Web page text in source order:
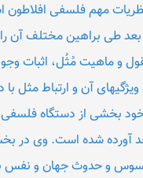
مهم فلسفی افلاطون
و ماهیت مُثُل، اثبات
بخشی از دستگاه فلسفی
آورده شده است. وی در
و حدوث جهان و نفس